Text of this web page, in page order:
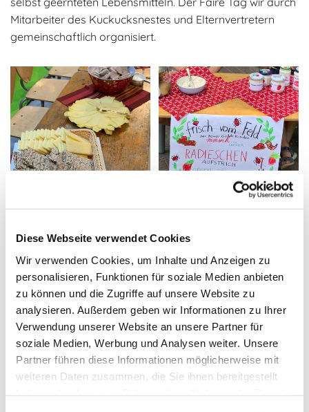
Diese Webseite verwendet Cookies
Wir verwenden Cookies, um Inhalte und Anzeigen zu
personalisieren, Funktionen für soziale Medien anbieten
zu können und die Zugriffe auf unsere Website zu
analysieren. Außerdem geben wir Informationen zu Ihrer
Verwendung unserer Website an unsere Partner für
soziale Medien, Werbung und Analysen weiter. Unsere
Partner führen diese Informationen möglicherweise mit
weiteren Daten zusammen, die Sie ihnen bereitgestellt
Mitarbeiter des Kuckucksnestes und Elternvertretern
gemeinschaftlich organisiert.